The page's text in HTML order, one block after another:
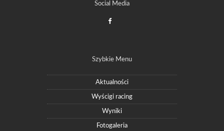
Social Media
Szybkie Menu
Aktualności
Wyścigi racing
Wyniki
Fotogaleria